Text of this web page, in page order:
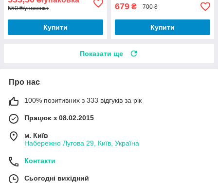
550 ₴/упаковка
Купити
679 ₴ 700 ₴
Купити
Показати ще
Про нас
100% позитивних з 333 відгуків за рік
Працює з 08.02.2015
м. Київ
Набережно Лугова 29, Київ, Україна
Контакти
Сьогодні вихідний